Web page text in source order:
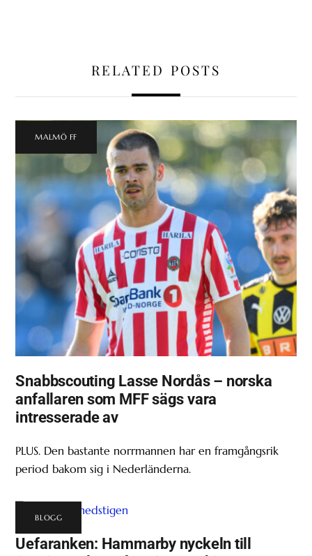
RELATED POSTS
MALMÖ FF
Snabbscouting Lasse Nordås – norska
anfallaren som MFF sägs vara
intresserade av
PLUS. Den bastante norrmannen har en framgångsrik
period bakom sig i Nederländerna.
BLOGG
Uefaranken: Hammarby nyckeln till